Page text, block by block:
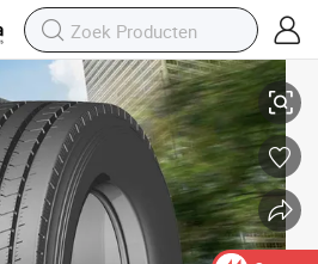
Stalen Radiaal Tubeless